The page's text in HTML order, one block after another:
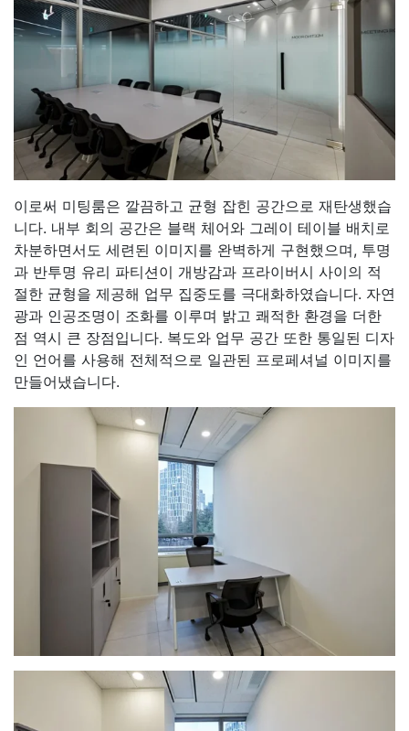
이로써 미팅룸은 깔끔하고 균형 잡힌 공간으로 재탄생했습
니다. 내부 회의 공간은 블랙 체어와 그레이 테이블 배치로
차분하면서도 세련된 이미지를 완벽하게 구현했으며, 투명
과 반투명 유리 파티션이 개방감과 프라이버시 사이의 적
절한 균형을 제공해 업무 집중도를 극대화하였습니다. 자연
광과 인공조명이 조화를 이루며 밝고 쾌적한 환경을 더한
점 역시 큰 장점입니다. 복도와 업무 공간 또한 통일된 디자
인 언어를 사용해 전체적으로 일관된 프로페셔널 이미지를
만들어냈습니다.